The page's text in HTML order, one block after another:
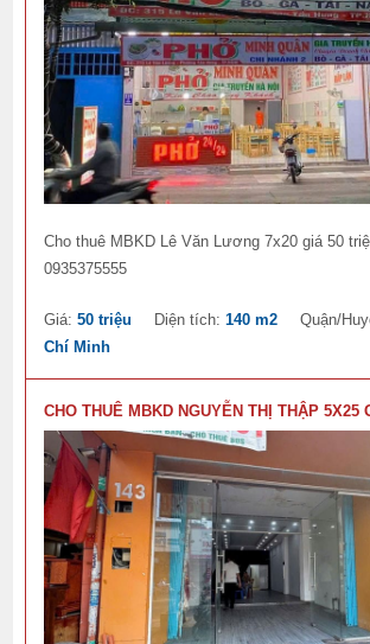
Cho thuê MBKD Lê Văn Lương 7x20 giá 50
0935375555
Giá:50 triệu Diện tích:140 m2 Quận/
Chí Minh
CHO THUÊ MBKD NGUYỄN THỊ THẬP 5X25